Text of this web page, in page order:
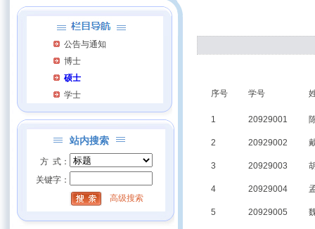
公告与通知
博士
硕士
学士
站内搜索
方 式：
关键字：
高级搜索
序号 学号
1 20929001
2 20929002
3 20929003
4 20929004
5 20929005